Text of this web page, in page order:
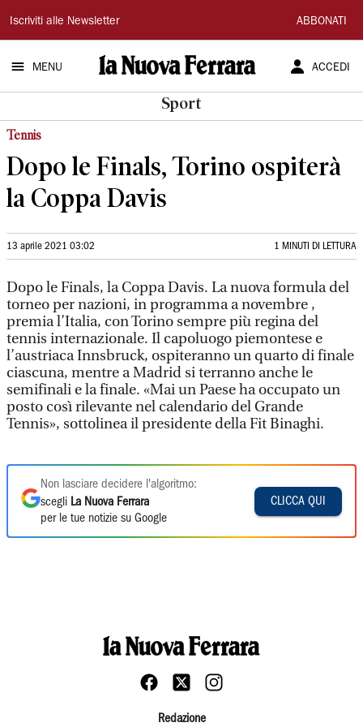
La
Nuova
Ferrara
Iscriviti alle Newsletter ABBONATI
MENU ACCEDI
Sport
Tennis
Dopo le Finals, Torino ospiterà
la Coppa Davis
13 aprile 2021 03:02 1 MINUTI DI LETTURA
Dopo le Finals, la Coppa Davis. La nuova formula del
torneo per nazioni, in programma a novembre ,
premia l’Italia, con Torino sempre più regina del
tennis internazionale. Il capoluogo piemontese e
l’austriaca Innsbruck, ospiteranno un quarto di finale
ciascuna, mentre a Madrid si terranno anche le
semifinali e la finale. «Mai un Paese ha occupato un
posto così rilevante nel calendario del Grande
Tennis», sottolinea il presidente della Fit Binaghi.
Non lasciare decidere l'algoritmo:
scegli La Nuova Ferrara
per le tue notizie su Google
CLICCA QUI
Redazione